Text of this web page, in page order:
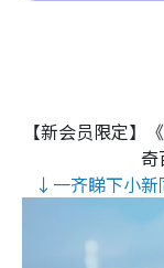
【新会员限定】
奇
↓一齐睇下小新